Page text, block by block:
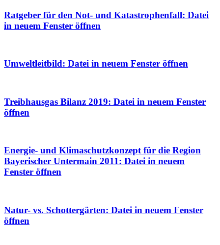
Ratgeber für den Not- und Katastrophenfall: Datei
in neuem Fenster öffnen
Umweltleitbild: Datei in neuem Fenster öffnen
Treibhausgas Bilanz 2019: Datei in neuem Fenster
öffnen
Energie- und Klimaschutzkonzept für die Region
Bayerischer Untermain 2011: Datei in neuem
Fenster öffnen
Natur- vs. Schottergärten: Datei in neuem Fenster
öffnen